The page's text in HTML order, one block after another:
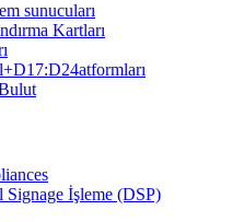
sunucuları
Kartları
İşleme (DSP)